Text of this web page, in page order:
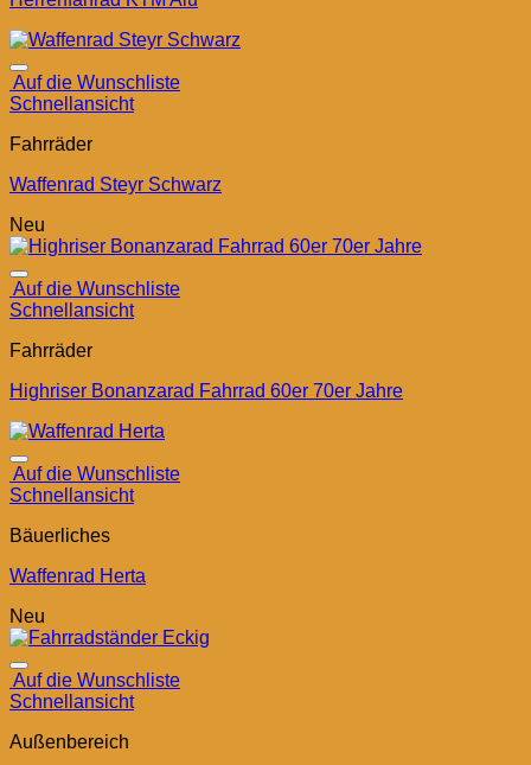
Auf die Wunschliste
Schnellansicht
Fahrräder
Waffenrad Steyr Schwarz
Neu
Auf die Wunschliste
Schnellansicht
Fahrräder
Highriser Bonanzarad Fahrrad 60er 70er Jahre
Auf die Wunschliste
Schnellansicht
Bäuerliches
Waffenrad Herta
Neu
Auf die Wunschliste
Schnellansicht
Außenbereich